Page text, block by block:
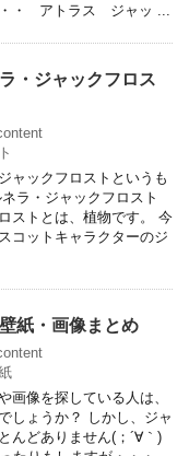
・ アトラス ジャッ ...
・ジャックフロス
ャックフロストというも
ラ・ジャックフロスト
ストとは、植物です。 今
コットキャラクターのジ
紙・画像まとめ
画像を探している人は、
しょうか？ しかし、ジャ
んどありません(；´∀｀)